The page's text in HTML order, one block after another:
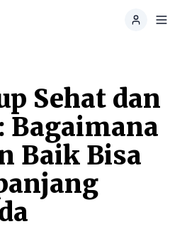
Sehat dan
Bagaimana
Baik Bisa